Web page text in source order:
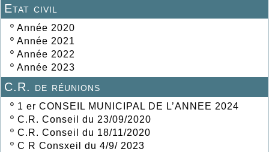
Etat civil
º Année 2020
º Année 2021
º Année 2022
º Année 2023
C.R. de réunions
º 1 er CONSEIL MUNICIPAL DE L’ANNEE 2024
º C.R. Conseil du 23/09/2020
º C.R. Conseil du 18/11/2020
º C R Consxeil du 4/9/ 2023